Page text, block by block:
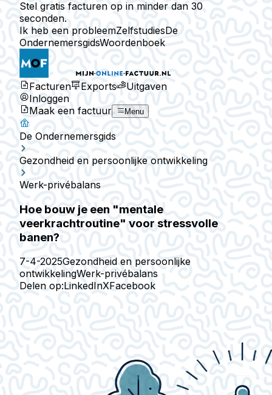
Stel gratis facturen op in minder dan 30
seconden.
Ik heb een probleemZelfstudiesDe
OndernemersgidsWoordenboek
Facturen Exports
Uitgaven
Inloggen
Maak een factuur
Menu
De Ondernemersgids
Gezondheid en persoonlijke ontwikkeling
Werk-privébalans
Hoe bouw je een "mentale
veerkrachtroutine" voor stressvolle
banen?
7-4-2025Gezondheid en persoonlijke
ontwikkelingWerk-privébalans
Delen op:LinkedInXFacebook